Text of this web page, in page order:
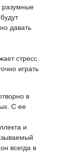
разумные
давать
стресс.
играть
в
С ее
и
всегда в